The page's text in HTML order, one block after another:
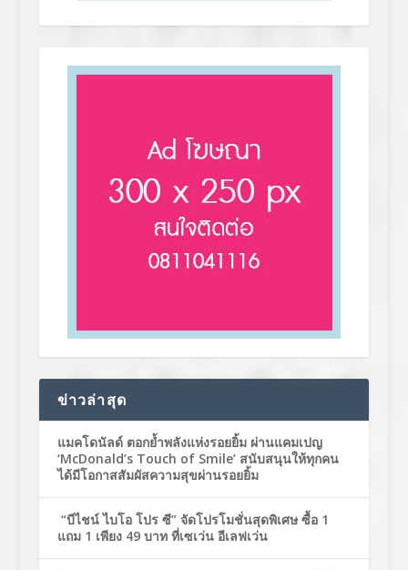
ข่าวล่าสุด
แมคโดนัลด์ ตอกย้ำพลังแห่งรอยยิ้ม ผ่านแคมเปญ
‘McDonald’s Touch of Smile’ สนับสนุนให้ทุกคน
ได้มีโอกาสสัมผัสความสุขผ่านรอยยิ้ม
“บีไชน์ ไบโอ โปร ซี” จัดโปรโมชั่นสุดพิเศษ ซื้อ 1
แถม 1 เพียง 49 บาท ที่เซเว่น อีเลฟเว่น